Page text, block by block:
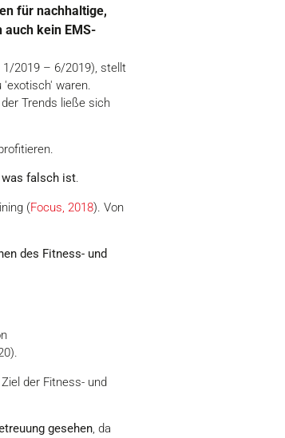
für nachhaltige,
auch kein EMS-
1/2019 – 6/2019), stellt
'exotisch' waren.
Trends ließe sich
was falsch ist.
(Focus, 2018). Von
des Fitness- und
der Fitness- und
gesehen, da